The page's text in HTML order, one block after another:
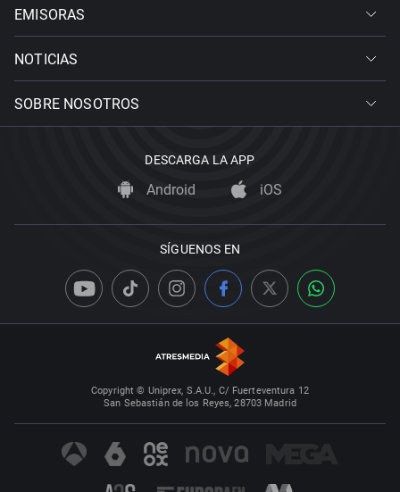
EMISORAS
NOTICIAS
SOBRE NOSOTROS
DESCARGA LA APP
Android iOS
SÍGUENOS EN
Copyright © Uniprex, S.A.U., C/ Fuerteventura 12
San Sebastián de los Reyes, 28703 Madrid